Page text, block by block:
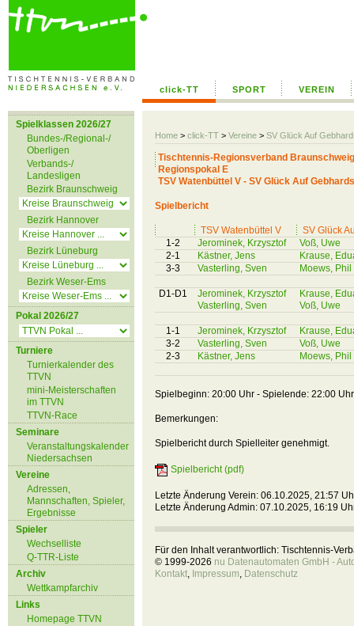
click-TT SPORT VEREIN
Home > click-TT > Vereine > SV Glück Auf
Spielklassen 2026/27
Bundes-/Regional-/
Oberligen
Verbands-/
Landesligen
Bezirk Braunschweig
Bezirk Hannover
Bezirk Lüneburg
Bezirk Weser-Ems
Pokal 2026/27
Turniere
Turnierkalender des
TTVN
mini-Meisterschaften
im TTVN
TTVN-Race
Seminare
Veranstaltungskalender
Niedersachsen
Vereine
Adressen,
Mannschaften, Spieler,
Ergebnisse
Spieler
Wechselliste
Q-TTR-Liste
Archiv
Wettkampfarchiv
Links
Homepage TTVN
Tischtennis-Regionsverband
Regionspokal E
TSV Watenbüttel V - SV Glück Auf
Spielbericht
TSV Watenbüttel V
SV Glück
1-2
Jerominek, Krzysztof
Voß, Uwe
2-1
Kästner, Jens
Krause,
3-3
Vasterling, Sven Moews, Phil
D1-D1
Jerominek, Krzysztof
Vasterling, Sven
Krause,
Voß, Uwe
1-1 Jerominek, Krzysztof
Krause,
3-2
Vasterling, Sven
Voß, Uwe
2-3
Kästner, Jens Moews, Phil
Spielbeginn: 20:00 Uhr - Spielende: 22:00 Uhr
Bemerkungen:
Spielbericht durch Spielleiter genehmigt.
Spielbericht (pdf)
Letzte Änderung Verein: 06.10.2025, 21:57
Letzte Änderung Admin: 07.10.2025, 16:19
Für den Inhalt verantwortlich: Tischtennis-
© 1999-2026 nu Datenautomaten GmbH -
Kontakt, Impressum, Datenschutz